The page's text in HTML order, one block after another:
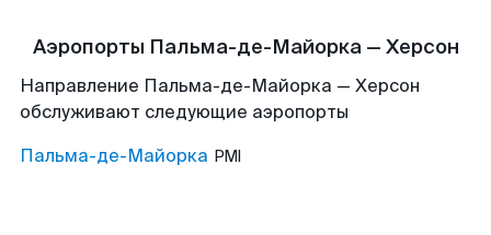
Аэропорты Пальма-де-Майорка — Херсон
Направление Пальма-де-Майорка — Херсон
обслуживают следующие аэропорты
Пальма-де-Майорка PMI